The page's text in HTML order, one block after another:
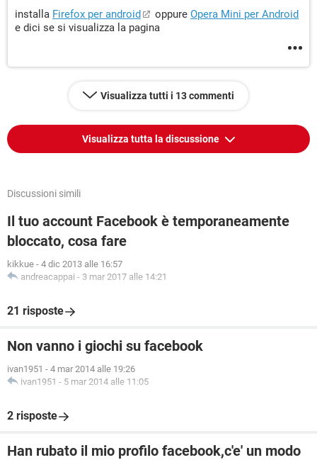
installa Firefox per android oppure Opera Mini per Android
e dici se si visualizza la pagina
Visualizza tutti i 13 commenti
Visualizza tutta la discussione
Discussioni simili
Il tuo account Facebook è temporaneamente
bloccato, cosa fare
kikkue - 4 dic 2013 alle 16:57
andreacappai - 3 mar 2017 alle 14:21
21 risposte
Non vanno i giochi su facebook
ivan1951 - 4 mar 2014 alle 19:26
ivan1951 - 5 mar 2014 alle 11:05
2 risposte
Han rubato il mio profilo facebook,c'e' un modo